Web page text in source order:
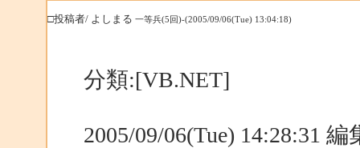
□投稿者/ よしまる 一等兵(5回)-(2005/09/06(Tue) 13:04:18)
分類:[VB.NET]
2005/09/06(Tue) 14:28:31